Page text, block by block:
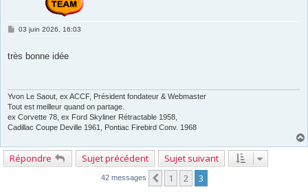
M
s
a
03 juin 2026, 16:03
très bonne idée
Yvon Le Saout, ex ACCF, Président fondateur & Webmaster
Tout est meilleur quand on partage.
ex Corvette 78, ex Ford Skyliner Rétractable 1958,
Cadillac Coupe Deville 1961, Pontiac Firebird Conv. 1968
Répondre Sujet précédent Sujet suivant
42 messages Précédent
1 2 3